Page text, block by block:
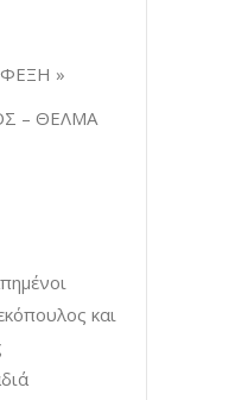
»
– ΘΕΛΜΑ
και